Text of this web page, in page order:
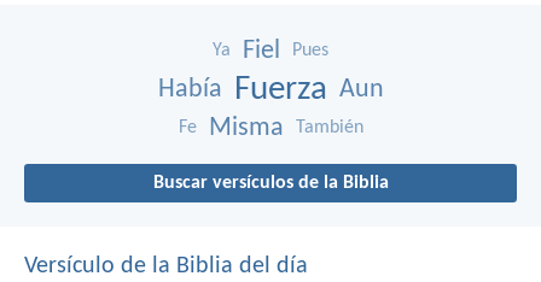
Ya Fiel Pues
Había Fuerza Aun
Fe Misma También
Buscar versículos de la Biblia
Versículo de la Biblia del día